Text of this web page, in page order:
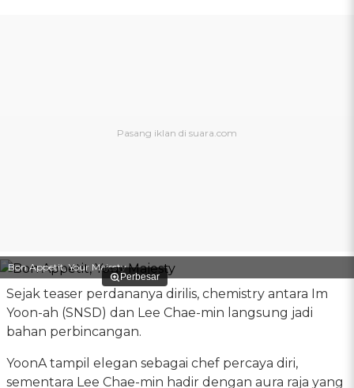
Perbesar
Bon Appetit, Your Majesty
Sejak teaser perdananya dirilis, chemistry antara Im
Yoon-ah (SNSD) dan Lee Chae-min langsung jadi
bahan perbincangan.
YoonA tampil elegan sebagai chef percaya diri,
sementara Lee Chae-min hadir dengan aura raja yang